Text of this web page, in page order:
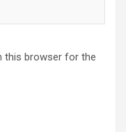
this browser for the